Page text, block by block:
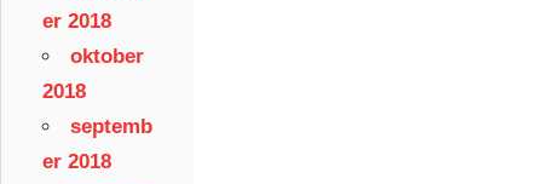
er 2018
oktober
2018
septemb
er 2018